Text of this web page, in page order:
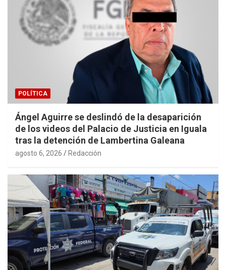
POLÍTICA
Ángel Aguirre se deslindó de la desaparición
de los videos del Palacio de Justicia en Iguala
tras la detención de Lambertina Galeana
agosto 6, 2026 Redacción